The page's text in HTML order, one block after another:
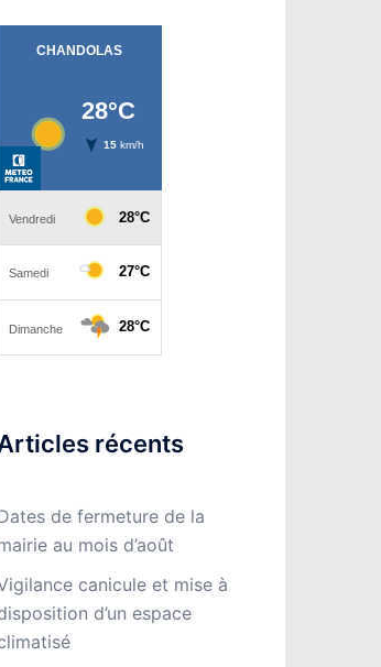
récents
de fermeture de la
au mois d’août
canicule et mise à
d’un espace